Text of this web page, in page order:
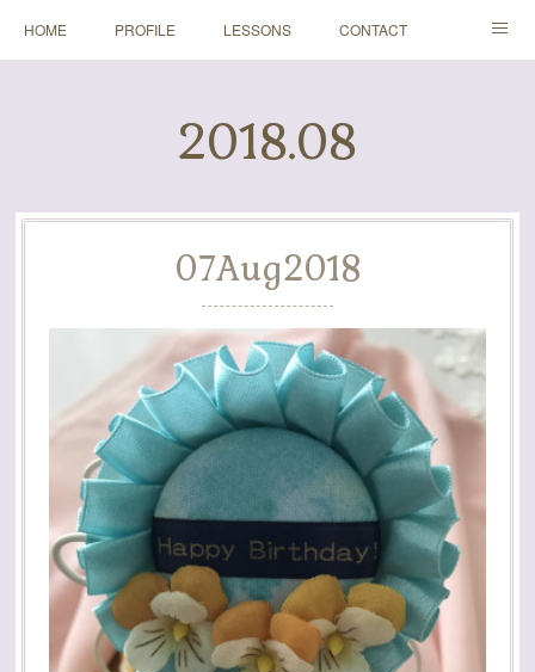
HOME PROFILE LESSONS CONTACT
2018.08
07Aug2018